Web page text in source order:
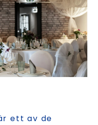
ett av de